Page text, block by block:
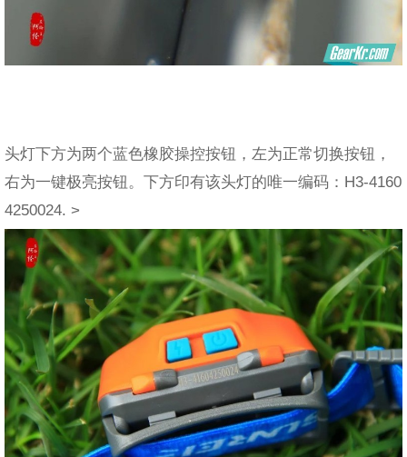
头灯下方为两个蓝色橡胶操控按钮，左为正常切换按钮，
右为一键极亮按钮。下方印有该头灯的唯一编码：H3-4160
4250024. >